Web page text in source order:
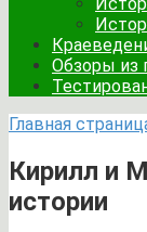
Обзоры из
Главная
Кирилл и
истории